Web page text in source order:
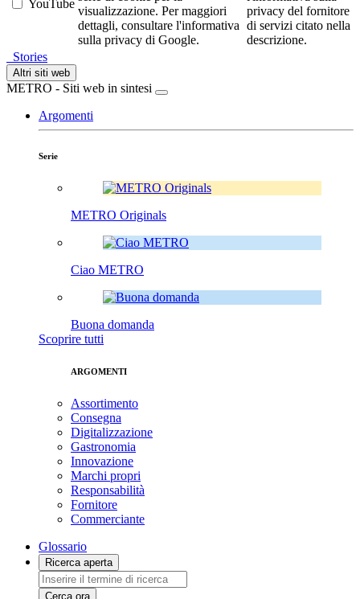
YouTube
visualizzazione. Per maggiori
dettagli, consultare l'informativa
sulla privacy di Google.
privacy del fornitore
di servizi citato nella
descrizione.
Stories
Altri siti web
METRO - Siti web in sintesi
Argomenti
Serie
METRO Originals
Ciao METRO
Buona domanda
Scoprire tutti
ARGOMENTI
Assortimento
Consegna
Digitalizzazione
Gastronomia
Innovazione
Marchi propri
Responsabilità
Fornitore
Commerciante
Glossario
Ricerca aperta
Cerca ora